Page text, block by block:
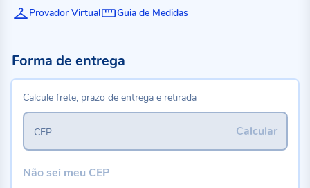
Provador Virtual Guia de Medidas
Forma de entrega
Calcule frete, prazo de entrega e retirada
Calcular
CEP
Não sei meu CEP